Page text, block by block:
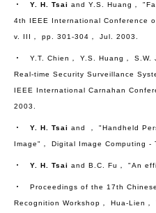
‧ Y. H. Tsai and Y.S. Huang，
4th IEEE International Conference
v. III， pp. 301-304， Jul. 2003.
‧ Y.T. Chien， Y.S. Huang， S.W.
Real-time Security Surveillance
IEEE International Carnahan
2003.
‧ Y. H. Tsai and ， "Handheld
Image"， Digital Image Computing
‧ Y. H. Tsai and B.C. Fu， "An
‧ Proceedings of the 17th
Recognition Workshop， Hua-Lien，